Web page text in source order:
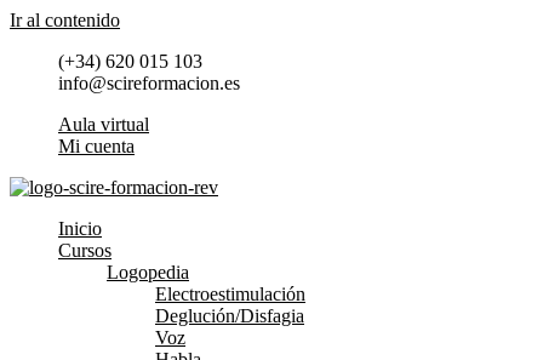
Ir al contenido
(+34) 620 015 103
info@scireformacion.es
Aula virtual
Mi cuenta
Inicio
Cursos
Logopedia
Electroestimulación
Deglución/Disfagia
Voz